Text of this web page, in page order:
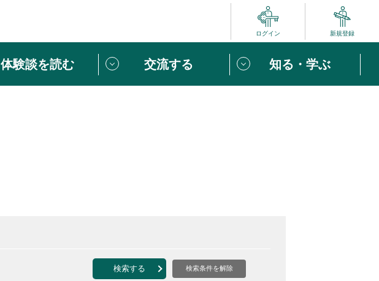
ログイン 新規登録
ボランティア みんなのVOICE
体験談を読む 交流する 知る・学ぶ
検索する 検索条件を解除